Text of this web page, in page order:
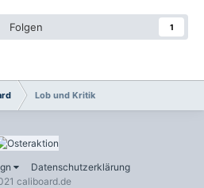
Folgen 1
Lob und Kritik
Datenschutzerklärung
caliboard.de